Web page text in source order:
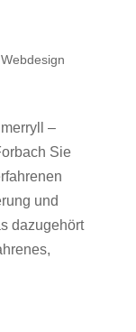
Webdesign
–
Sie
und
dazugehört